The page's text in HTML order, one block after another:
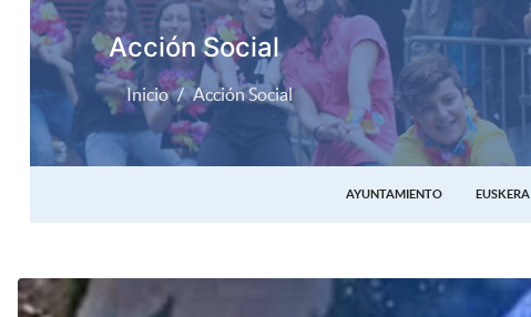
Acción Social
Inicio Acción Social
AYUNTAMIENTO EUSKERA